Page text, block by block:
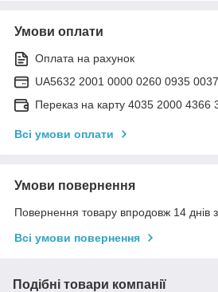
Умови оплати
Оплата на рахунок
UA5632 2001 0000 0260 0935
Переказ на карту 4035 2000 4366
Всі умови оплати
Умови повернення
Повернення товару впродовж 14 днів
Всі умови повернення
Подібні товари компанії